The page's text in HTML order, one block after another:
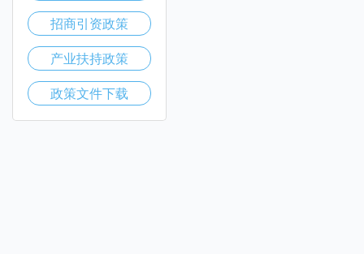
招商引资政策
产业扶持政策
政策文件下载